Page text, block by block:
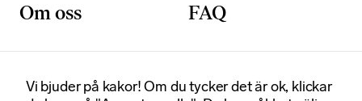
Om oss
FAQ
Postadress Besöksadress
Vi bjuder på kakor! Om du tycker det är ok, klickar
N
d
ä